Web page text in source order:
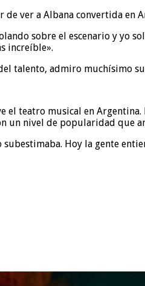
de ver a Albana convertida en
sobre el escenario y yo
increíble».
talento, admiro muchísimo
el teatro musical en
nivel de popularidad que
Hoy la gente